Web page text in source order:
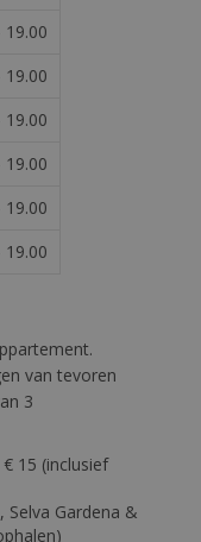
19.00
19.00
19.00
19.00
19.00
19.00
van tevoren
3
15 (inclusief
Selva Gardena &